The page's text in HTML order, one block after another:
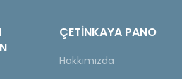
ÇETINKAYA PANO
Hakkımızda